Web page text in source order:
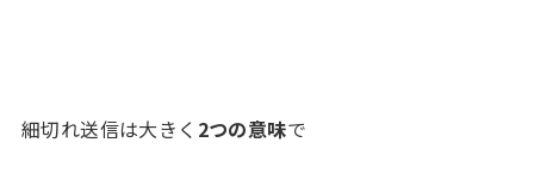
細切れ送信は大きく 2つの意味で